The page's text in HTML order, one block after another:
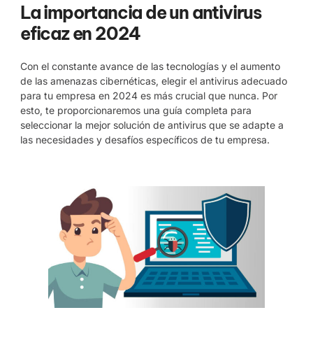
La importancia de un antivirus
eficaz en 2024
Con el constante avance de las tecnologías y el aumento
de las amenazas cibernéticas, elegir el antivirus adecuado
para tu empresa en 2024 es más crucial que nunca. Por
esto, te proporcionaremos una guía completa para
seleccionar la mejor solución de antivirus que se adapte a
las necesidades y desafíos específicos de tu empresa.